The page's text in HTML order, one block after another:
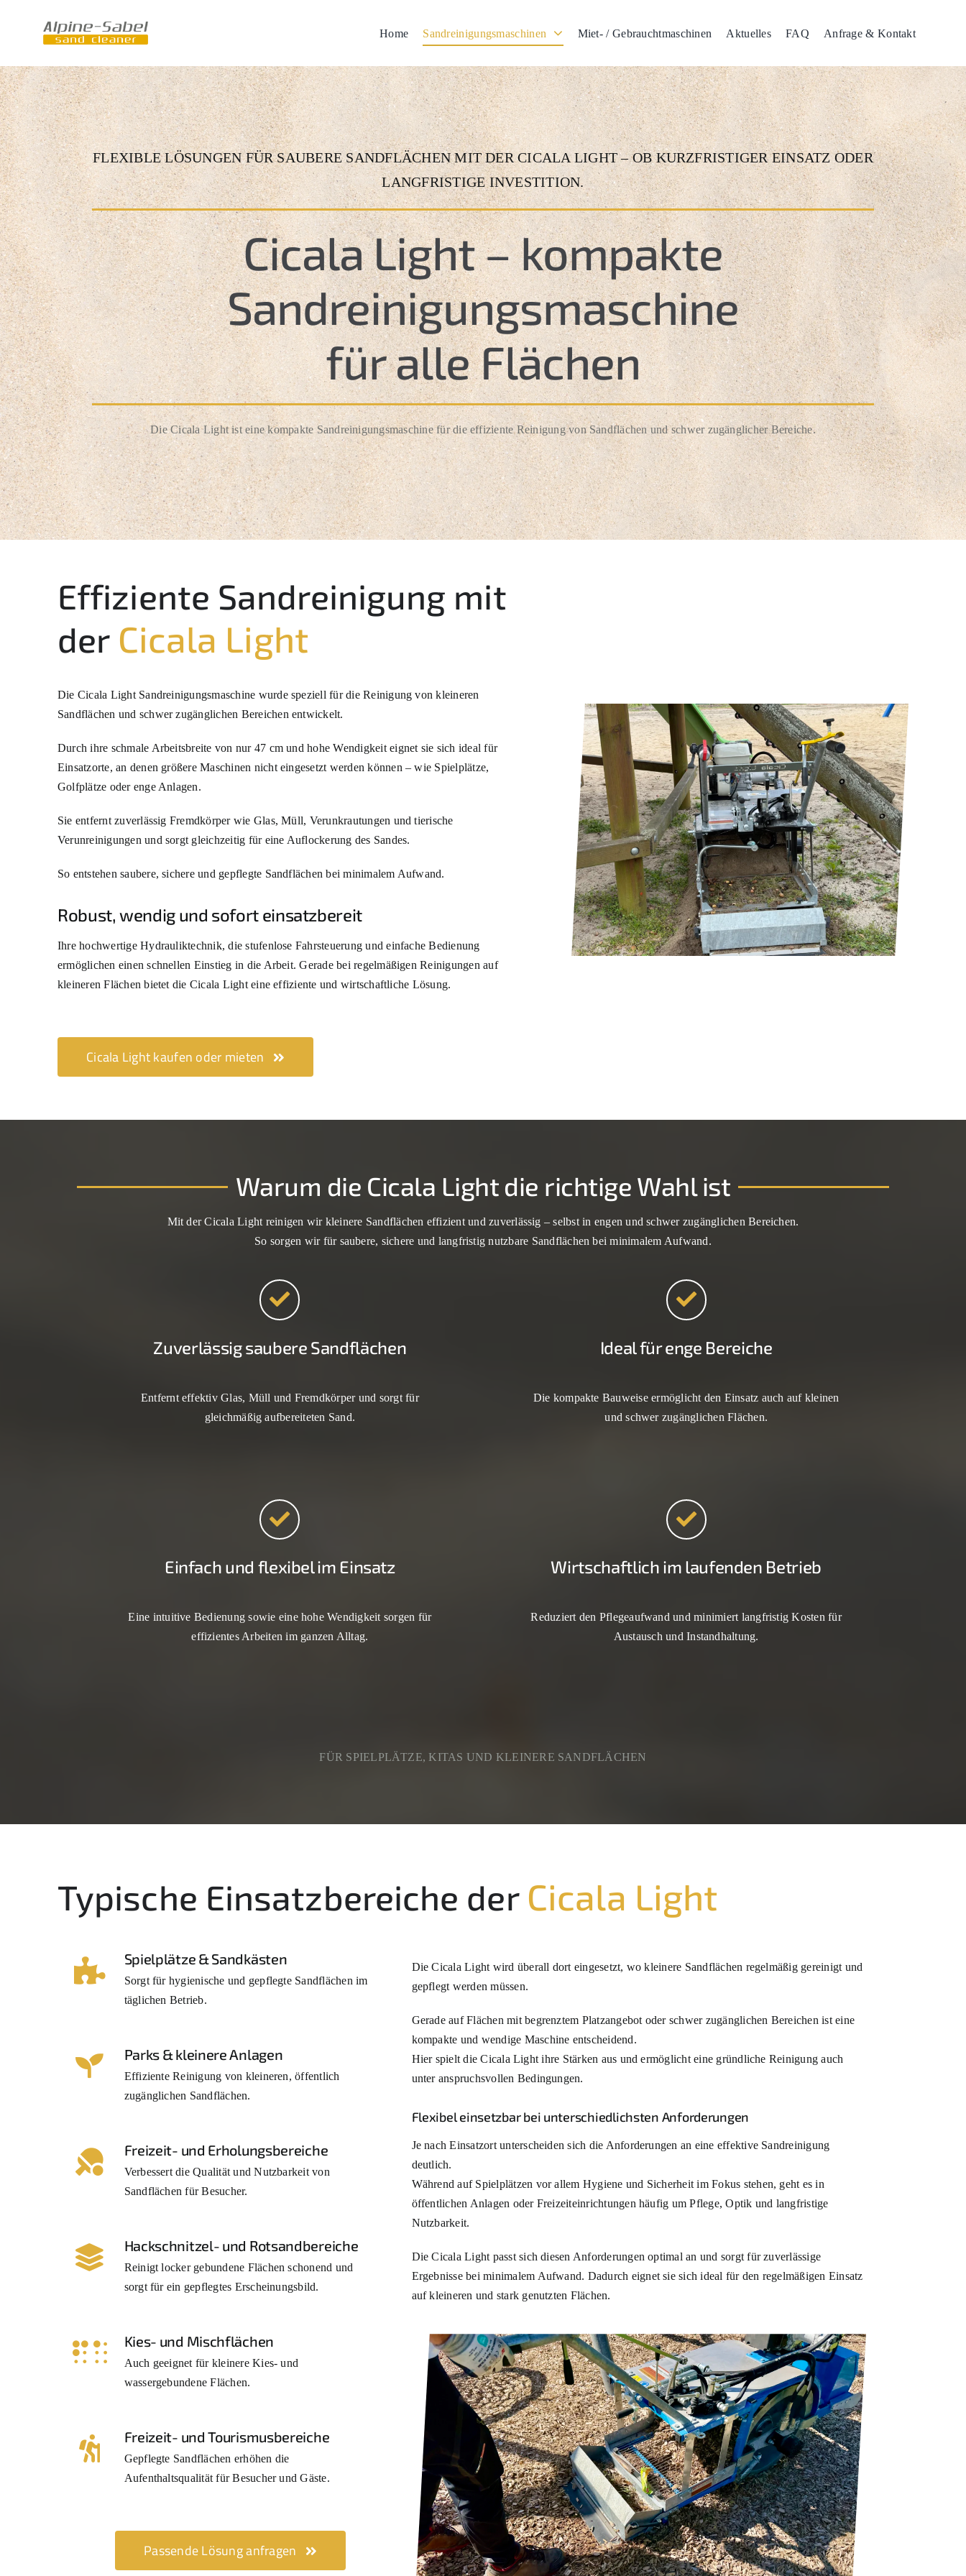
Home Sandreinigungsmaschinen Miet- / Gebrauchtmaschinen Aktuelles FAQ Anfrage & Kontakt
FLEXIBLE LÖSUNGEN FÜR SAUBERE SANDFLÄCHEN MIT DER CICALA LIGHT – OB KURZFRISTIGER EINSATZ ODER
LANGFRISTIGE INVESTITION.
Cicala Light – kompakte
Sandreinigungsmaschine
für alle Flächen
Die Cicala Light ist eine kompakte Sandreinigungsmaschine für die effiziente Reinigung von Sandflächen und schwer zugänglicher Bereiche.
Effiziente Sandreinigung mit
der Cicala Light
Die Cicala Light Sandreinigungsmaschine wurde speziell für die Reinigung von kleineren
Sandflächen und schwer zugänglichen Bereichen entwickelt.
Durch ihre schmale Arbeitsbreite von nur 47 cm und hohe Wendigkeit eignet sie sich ideal für
Einsatzorte, an denen größere Maschinen nicht eingesetzt werden können – wie Spielplätze,
Golfplätze oder enge Anlagen.
Sie entfernt zuverlässig Fremdkörper wie Glas, Müll, Verunkrautungen und tierische
Verunreinigungen und sorgt gleichzeitig für eine Auflockerung des Sandes.
So entstehen saubere, sichere und gepflegte Sandflächen bei minimalem Aufwand.
Robust, wendig und sofort einsatzbereit
Ihre hochwertige Hydrauliktechnik, die stufenlose Fahrsteuerung und einfache Bedienung
ermöglichen einen schnellen Einstieg in die Arbeit. Gerade bei regelmäßigen Reinigungen auf
kleineren Flächen bietet die Cicala Light eine effiziente und wirtschaftliche Lösung.
Cicala Light kaufen oder mieten
Warum die Cicala Light die richtige Wahl ist
Mit der Cicala Light reinigen wir kleinere Sandflächen effizient und zuverlässig – selbst in engen und schwer zugänglichen Bereichen.
So sorgen wir für saubere, sichere und langfristig nutzbare Sandflächen bei minimalem Aufwand.
Zuverlässig saubere Sandflächen
Entfernt effektiv Glas, Müll und Fremdkörper und sorgt für
gleichmäßig aufbereiteten Sand.
Ideal für enge Bereiche
Die kompakte Bauweise ermöglicht den Einsatz auch auf kleinen
und schwer zugänglichen Flächen.
Einfach und flexibel im Einsatz
Eine intuitive Bedienung sowie eine hohe Wendigkeit sorgen für
effizientes Arbeiten im ganzen Alltag.
Wirtschaftlich im laufenden Betrieb
Reduziert den Pflegeaufwand und minimiert langfristig Kosten für
Austausch und Instandhaltung.
FÜR SPIELPLÄTZE, KITAS UND KLEINERE SANDFLÄCHEN
Typische Einsatzbereiche der Cicala Light
Spielplätze & Sandkästen
Sorgt für hygienische und gepflegte Sandflächen im
täglichen Betrieb.
Parks & kleinere Anlagen
Effiziente Reinigung von kleineren, öffentlich
zugänglichen Sandflächen.
Freizeit- und Erholungsbereiche
Verbessert die Qualität und Nutzbarkeit von
Sandflächen für Besucher.
Hackschnitzel- und Rotsandbereiche
Reinigt locker gebundene Flächen schonend und
sorgt für ein gepflegtes Erscheinungsbild.
Kies- und Mischflächen
Auch geeignet für kleinere Kies- und
wassergebundene Flächen.
Freizeit- und Tourismusbereiche
Gepflegte Sandflächen erhöhen die
Aufenthaltsqualität für Besucher und Gäste.
Passende Lösung anfragen
Die Cicala Light wird überall dort eingesetzt, wo kleinere Sandflächen regelmäßig gereinigt und
gepflegt werden müssen.
Gerade auf Flächen mit begrenztem Platzangebot oder schwer zugänglichen Bereichen ist eine
kompakte und wendige Maschine entscheidend.
Hier spielt die Cicala Light ihre Stärken aus und ermöglicht eine gründliche Reinigung auch
unter anspruchsvollen Bedingungen.
Flexibel einsetzbar bei unterschiedlichsten Anforderungen
Je nach Einsatzort unterscheiden sich die Anforderungen an eine effektive Sandreinigung
deutlich.
Während auf Spielplätzen vor allem Hygiene und Sicherheit im Fokus stehen, geht es in
öffentlichen Anlagen oder Freizeiteinrichtungen häufig um Pflege, Optik und langfristige
Nutzbarkeit.
Die Cicala Light passt sich diesen Anforderungen optimal an und sorgt für zuverlässige
Ergebnisse bei minimalem Aufwand. Dadurch eignet sie sich ideal für den regelmäßigen Einsatz
auf kleineren und stark genutzten Flächen.